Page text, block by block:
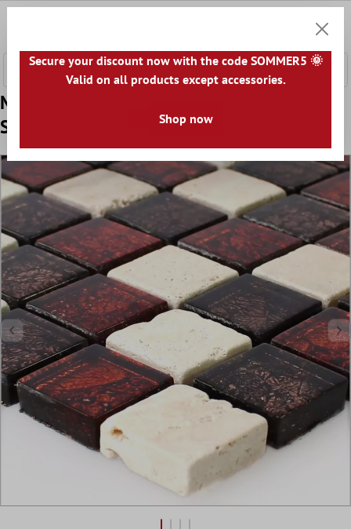
Model din Plăci De Mozaic Piatră Naturală
Sticlă Roșu Maro Bej
Secure your discount now with the code SOMMER5 🌞
Valid on all products except accessories.
Shop now